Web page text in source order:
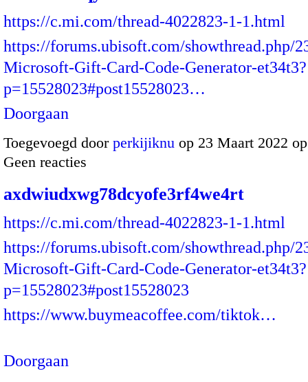
https://c.mi.com/thread-4022823-1-1.html
https://forums.ubisoft.com/showthread.php/
Microsoft-Gift-Card-Code-Generator-et34t3?
p=15528023#post15528023…
Doorgaan
Toegevoegd door perkijiknu op 23 Maart 2022
Geen reacties
axdwiudxwg78dcyofe3rf4we4rt
https://c.mi.com/thread-4022823-1-1.html
https://forums.ubisoft.com/showthread.php/
Microsoft-Gift-Card-Code-Generator-et34t3?
p=15528023#post15528023
https://www.buymeacoffee.com/tiktok…
Doorgaan